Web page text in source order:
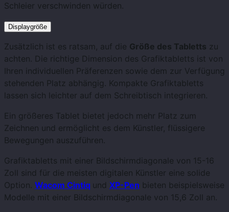
Schleier verschwinden würden.
Displaygröße
Zusätzlich ist es ratsam, auf die Größe des Tabletts zu
achten. Die richtige Dimension des Grafiktabletts ist von
Ihren individuellen Präferenzen sowie dem zur Verfügung
stehenden Platz abhängig. Kompakte Grafiktabletts
lassen sich leichter auf dem Schreibtisch integrieren.
Ein größeres Tablet bietet jedoch mehr Platz zum
Zeichnen und ermöglicht es dem Künstler, flüssigere
Bewegungen auszuführen.
Grafiktabletts mit einer Bildschirmdiagonale von 15-16
Zoll sind für die meisten digitalen Künstler eine solide
Option. Wacom Cintiq und XP-Pen bieten beispielsweise
Modelle mit einer Bildschirmdiagonale von 15,6 Zoll an.